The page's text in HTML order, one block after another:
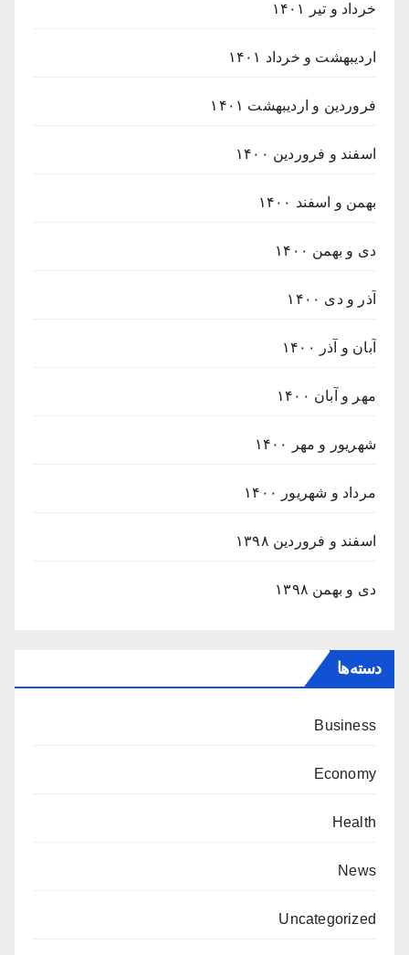
خرداد و تیر ۱۴۰۱
اردیبهشت و خرداد ۱۴۰۱
فروردین و اردیبهشت ۱۴۰۱
اسفند و فروردین ۱۴۰۰
بهمن و اسفند ۱۴۰۰
دی و بهمن ۱۴۰۰
آذر و دی ۱۴۰۰
آبان و آذر ۱۴۰۰
مهر و آبان ۱۴۰۰
شهریور و مهر ۱۴۰۰
مرداد و شهریور ۱۴۰۰
اسفند و فروردین ۱۳۹۸
دی و بهمن ۱۳۹۸
دسته‌ها
Business
Economy
Health
News
Uncategorized